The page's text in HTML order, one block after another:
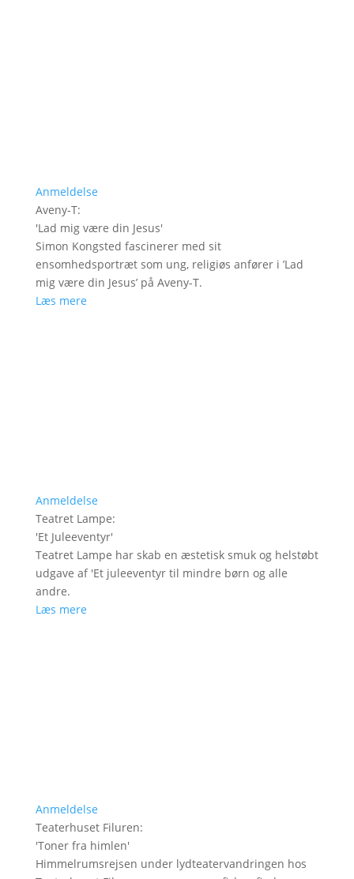
Anmeldelse
Aveny-T:
'Lad mig være din Jesus'
Simon Kongsted fascinerer med sit
ensomhedsportræt som ung, religiøs anfører i ’Lad
mig være din Jesus’ på Aveny-T.
Læs mere
Anmeldelse
Teatret Lampe:
'Et Juleeventyr'
Teatret Lampe har skab en æstetisk smuk og helstøbt
udgave af 'Et juleeventyr til mindre børn og alle
andre.
Læs mere
Anmeldelse
Teaterhuset Filuren:
'Toner fra himlen'
Himmelrumsrejsen under lydteatervandringen hos